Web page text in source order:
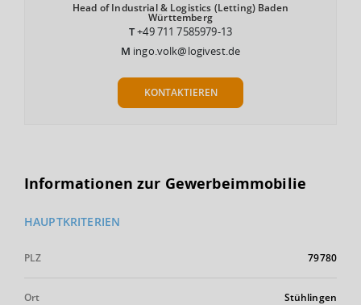
Head of Industrial & Logistics (Letting) Baden
Württemberg
T+49 711 7585979-13
M ingo.volk@logivest.de
KONTAKTIEREN
Informationen zur Gewerbeimmobilie
HAUPTKRITERIEN
PLZ 79780
Ort Stühlingen